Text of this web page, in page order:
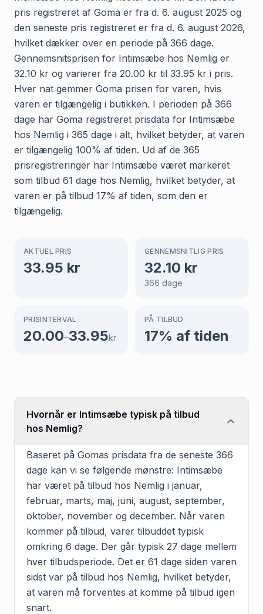
pris registreret af Goma er fra d. 6. august 2025 og
den seneste pris registreret er fra d. 6. august 2026,
hvilket dækker over en periode på 366 dage.
Gennemsnitsprisen for Intimsæbe hos Nemlig er
32.10 kr og varierer fra 20.00 kr til 33.95 kr i pris.
Hver nat gemmer Goma prisen for varen, hvis
varen er tilgængelig i butikken. I perioden på 366
dage har Goma registreret prisdata for Intimsæbe
hos Nemlig i 365 dage i alt, hvilket betyder, at varen
er tilgængelig 100% af tiden. Ud af de 365
prisregistreringer har Intimsæbe været markeret
som tilbud 61 dage hos Nemlig, hvilket betyder, at
varen er på tilbud 17% af tiden, som den er
tilgængelig.
AKTUEL PRIS
33.95 kr
GENNEMSNITLIG PRIS
32.10 kr
366 dage
PRISINTERVAL
20.00–33.95kr
PÅ TILBUD
17% af tiden
Hvornår er Intimsæbe typisk på tilbud
hos Nemlig?
Baseret på Gomas prisdata fra de seneste 366
dage kan vi se følgende mønstre: Intimsæbe
har været på tilbud hos Nemlig i januar,
februar, marts, maj, juni, august, september,
oktober, november og december. Når varen
kommer på tilbud, varer tilbuddet typisk
omkring 6 dage. Der går typisk 27 dage mellem
hver tilbudsperiode. Det er 61 dage siden varen
sidst var på tilbud hos Nemlig, hvilket betyder,
at varen må forventes at komme på tilbud igen
snart.